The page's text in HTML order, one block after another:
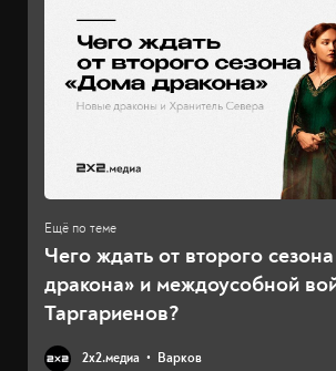
Чего ждать от второго
дракона» и междоусобной
Таргариенов?
2х2.медиа Варков